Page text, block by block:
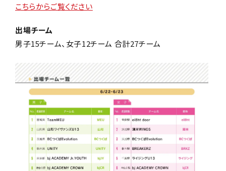
こちらからご覧ください
出場チーム
男子15チーム、女子12チーム 合計27チーム